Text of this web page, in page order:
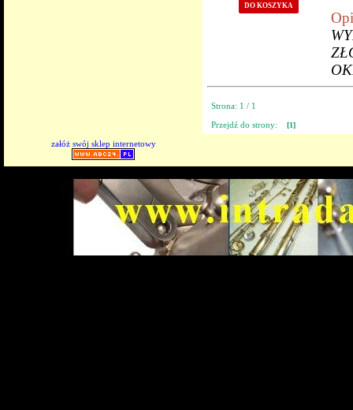
DO KOSZYKA
Strona: 1 / 1
Przejdź do strony:
[1]
załóż swój sklep internetowy